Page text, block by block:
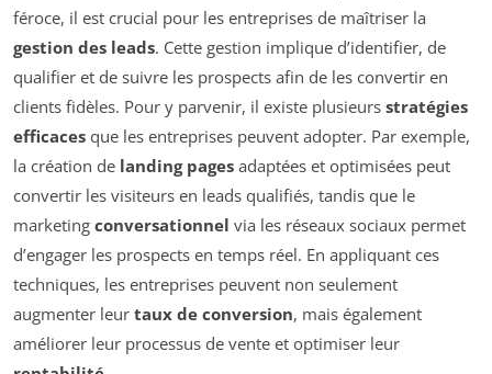
féroce, il est crucial pour les entreprises de maîtriser la
gestion des leads. Cette gestion implique d’identifier, de
qualifier et de suivre les prospects afin de les convertir en
clients fidèles. Pour y parvenir, il existe plusieurs stratégies
efficaces que les entreprises peuvent adopter. Par exemple,
la création de landing pages adaptées et optimisées peut
convertir les visiteurs en leads qualifiés, tandis que le
marketing conversationnel via les réseaux sociaux permet
d’engager les prospects en temps réel. En appliquant ces
techniques, les entreprises peuvent non seulement
augmenter leur taux de conversion, mais également
améliorer leur processus de vente et optimiser leur